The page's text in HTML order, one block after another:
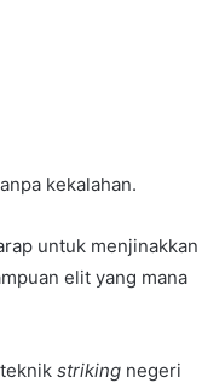
kekalahan.
untuk menjinakkan
elit yang mana
striking negeri